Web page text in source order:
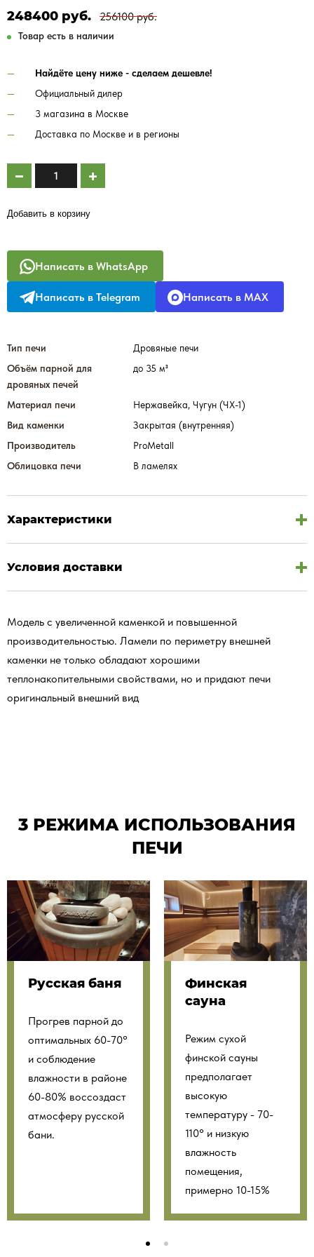
248400 руб. 256100 руб.
Товар есть в наличии
Найдёте цену ниже - сделаем дешевле!
Официальный дилер
3 магазина в Москве
Доставка по Москве и в регионы
Добавить в корзину
Написать в WhatsApp
Написать в Telegram Написать в MAX
Тип печи
Дровяные печи
Объём парной для
дровяных печей
до 35 м³
Материал печи
Нержавейка, Чугун (ЧХ-1)
Вид каменки
Закрытая (внутренняя)
Производитель
ProMetall
Облицовка печи
В ламелях
Характеристики
Условия доставки
Модель с увеличенной каменкой и повышенной
производительностью. Ламели по периметру внешней
каменки не только обладают хорошими
теплонакопительными свойствами, но и придают печи
оригинальный внешний вид
3 РЕЖИМА ИСПОЛЬЗОВАНИЯ
ПЕЧИ
Русская баня
Прогрев парной до
оптимальных 60-70°
и соблюдение
влажности в районе
60-80% воссоздаст
атмосферу русской
бани.
Финская
сауна
Режим сухой
финской сауны
предполагает
высокую
температуру - 70-
110° и низкую
влажность
помещения,
примерно 10-15%